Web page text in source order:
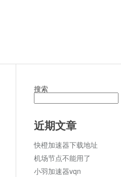
搜索
近期文章
快橙加速器下载地址
机场节点不能用了
小羽加速器vqn